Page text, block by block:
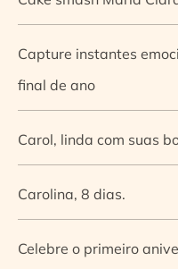
Capture instantes
final de ano
Carol, linda com suas
Carolina, 8 dias.
Celebre o primeiro